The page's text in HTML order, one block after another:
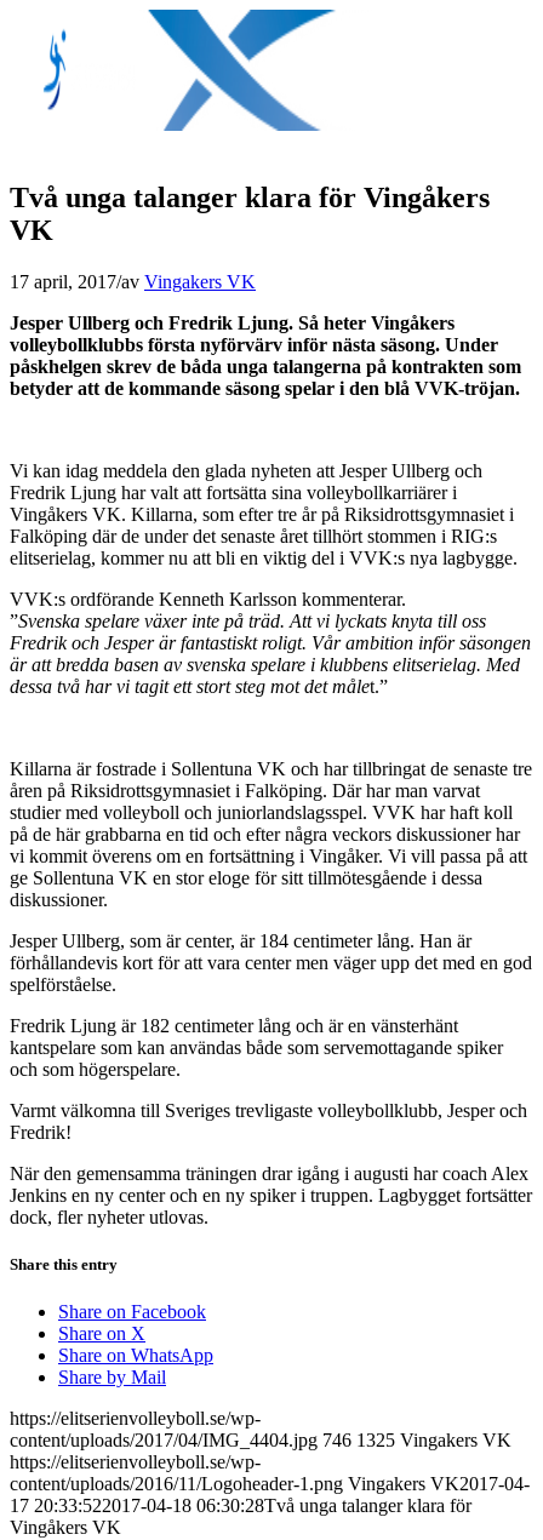
Två unga talanger klara för Vingåkers
VK
17 april, 2017/av Vingakers VK
Jesper Ullberg och Fredrik Ljung. Så heter Vingåkers
volleybollklubbs första nyförvärv inför nästa säsong. Under
påskhelgen skrev de båda unga talangerna på kontrakten som
betyder att de kommande säsong spelar i den blå VVK-tröjan.
Vi kan idag meddela den glada nyheten att Jesper Ullberg och
Fredrik Ljung har valt att fortsätta sina volleybollkarriärer i
Vingåkers VK. Killarna, som efter tre år på Riksidrottsgymnasiet i
Falköping där de under det senaste året tillhört stommen i RIG:s
elitserielag, kommer nu att bli en viktig del i VVK:s nya lagbygge.
VVK:s ordförande Kenneth Karlsson kommenterar.
”Svenska spelare växer inte på träd. Att vi lyckats knyta till oss
Fredrik och Jesper är fantastiskt roligt. Vår ambition inför säsongen
är att bredda basen av svenska spelare i klubbens elitserielag. Med
dessa två har vi tagit ett stort steg mot det målet.”
Killarna är fostrade i Sollentuna VK och har tillbringat de senaste tre
åren på Riksidrottsgymnasiet i Falköping. Där har man varvat
studier med volleyboll och juniorlandslagsspel. VVK har haft koll
på de här grabbarna en tid och efter några veckors diskussioner har
vi kommit överens om en fortsättning i Vingåker. Vi vill passa på att
ge Sollentuna VK en stor eloge för sitt tillmötesgående i dessa
diskussioner.
Jesper Ullberg, som är center, är 184 centimeter lång. Han är
förhållandevis kort för att vara center men väger upp det med en god
spelförståelse.
Fredrik Ljung är 182 centimeter lång och är en vänsterhänt
kantspelare som kan användas både som servemottagande spiker
och som högerspelare.
Varmt välkomna till Sveriges trevligaste volleybollklubb, Jesper och
Fredrik!
När den gemensamma träningen drar igång i augusti har coach Alex
Jenkins en ny center och en ny spiker i truppen. Lagbygget fortsätter
dock, fler nyheter utlovas.
Share this entry
Share on Facebook
Share on X
Share on WhatsApp
Share by Mail
https://elitserienvolleyboll.se/wp-
content/uploads/2017/04/IMG_4404.jpg 746 1325 Vingakers VK
https://elitserienvolleyboll.se/wp-
content/uploads/2016/11/Logoheader-1.png Vingakers VK2017-04-
17 20:33:522017-04-18 06:30:28Två unga talanger klara för
Vingåkers VK